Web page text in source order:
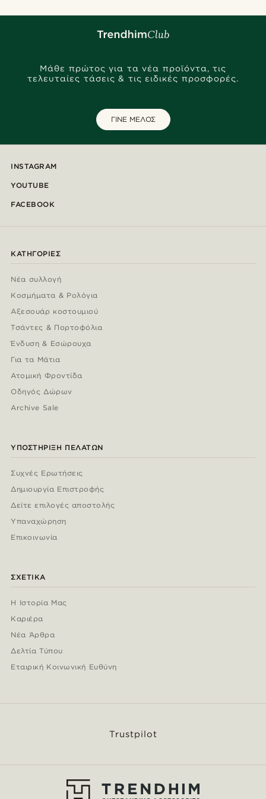
Μάθε πρώτος για τα νέα προϊόντα, τις
τελευταίες τάσεις & τις ειδικές προσφορές.
ΓΙΝΕ ΜΕΛΟΣ
INSTAGRAM
YOUTUBE
FACEBOOK
ΚΑΤΗΓΟΡΊΕΣ
Νέα συλλογή
Κοσμήματα & Ρολόγια
Αξεσουάρ κοστουμιού
Τσάντες & Πορτοφόλια
Ένδυση & Εσώρουχα
Για τα Μάτια
Ατομική Φροντίδα
Οδηγός Δώρων
Archive Sale
ΥΠΟΣΤΉΡΙΞΗ ΠΕΛΑΤΏΝ
Συχνές Ερωτήσεις
Δημιουργία Επιστροφής
Δείτε επιλογές αποστολής
Υπαναχώρηση
Επικοινωνία
ΣΧΕΤΙΚΆ
Η Ιστορία Μας
Καριέρα
Νέα Άρθρα
Δελτία Τύπου
Εταιρική Κοινωνική Ευθύνη
Trustpilot